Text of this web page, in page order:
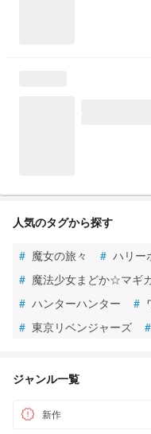
人気のタグから探す
# 魔女の旅々 # ハリー
# 魔法少女まどか☆マギ
# ハンターハンター #
# 東京リベンジャーズ #
ジャンル一覧
新作